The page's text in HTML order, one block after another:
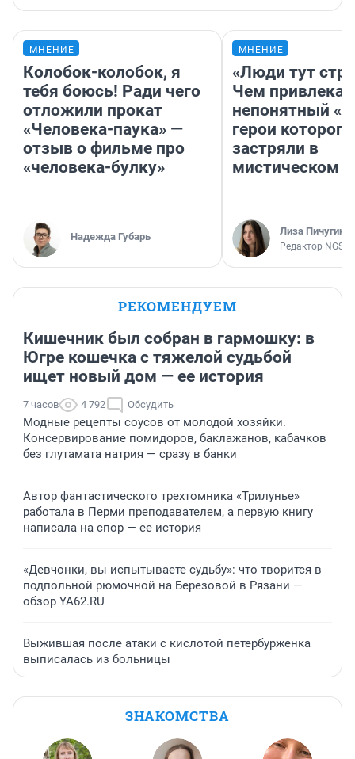
МНЕНИЕ
Колобок-колобок, я
тебя боюсь! Ради чего
отложили прокат
«Человека-паука» —
отзыв о фильме про
«человека-булку»
Надежда Губарь
МНЕНИЕ
«Люди тут
Чем
непонятный
герои которого
застряли в
мистическом
Лиза Пичугина
Редактор
РЕКОМЕНДУЕМ
Кишечник был собран в гармошку: в
Югре кошечка с тяжелой судьбой
ищет новый дом — ее история
7 часов 4 792 Обсудить
Модные рецепты соусов от молодой хозяйки.
Консервирование помидоров, баклажанов, кабачков
без глутамата натрия — сразу в банки
Автор фантастического трехтомника «Трилунье»
работала в Перми преподавателем, а первую книгу
написала на спор — ее история
«Девчонки, вы испытываете судьбу»: что творится в
подпольной рюмочной на Березовой в Рязани —
обзор YA62.RU
Выжившая после атаки с кислотой петербурженка
выписалась из больницы
ЗНАКОМСТВА